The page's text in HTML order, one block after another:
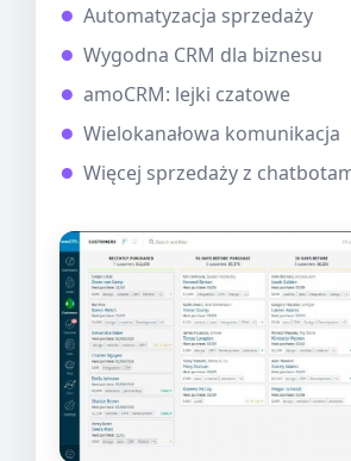
Automatyzacja sprzedaży
Wygodna CRM dla biznesu
amoCRM: lejki czatowe
Wielokanałowa komunikacja
Więcej sprzedaży z